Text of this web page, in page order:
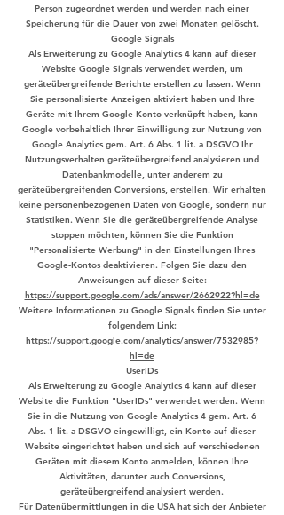
Person zugeordnet werden und werden nach einer
Speicherung für die Dauer von zwei Monaten gelöscht.
Google Signals
Als Erweiterung zu Google Analytics 4 kann auf dieser
Website Google Signals verwendet werden, um
geräteübergreifende Berichte erstellen zu lassen. Wenn
Sie personalisierte Anzeigen aktiviert haben und Ihre
Geräte mit Ihrem Google-Konto verknüpft haben, kann
Google vorbehaltlich Ihrer Einwilligung zur Nutzung von
Google Analytics gem. Art. 6 Abs. 1 lit. a DSGVO Ihr
Nutzungsverhalten geräteübergreifend analysieren und
Datenbankmodelle, unter anderem zu
geräteübergreifenden Conversions, erstellen. Wir erhalten
keine personenbezogenen Daten von Google, sondern nur
Statistiken. Wenn Sie die geräteübergreifende Analyse
stoppen möchten, können Sie die Funktion
"Personalisierte Werbung" in den Einstellungen Ihres
Google-Kontos deaktivieren. Folgen Sie dazu den
Anweisungen auf dieser Seite:
https://support.google.com/ads/answer/2662922?hl=de
Weitere Informationen zu Google Signals finden Sie unter
folgendem Link:
https://support.google.com/analytics/answer/7532985?
hl=de
UserIDs
Als Erweiterung zu Google Analytics 4 kann auf dieser
Website die Funktion "UserIDs" verwendet werden. Wenn
Sie in die Nutzung von Google Analytics 4 gem. Art. 6
Abs. 1 lit. a DSGVO eingewilligt, ein Konto auf dieser
Website eingerichtet haben und sich auf verschiedenen
Geräten mit diesem Konto anmelden, können Ihre
Aktivitäten, darunter auch Conversions,
geräteübergreifend analysiert werden.
Für Datenübermittlungen in die USA hat sich der Anbieter